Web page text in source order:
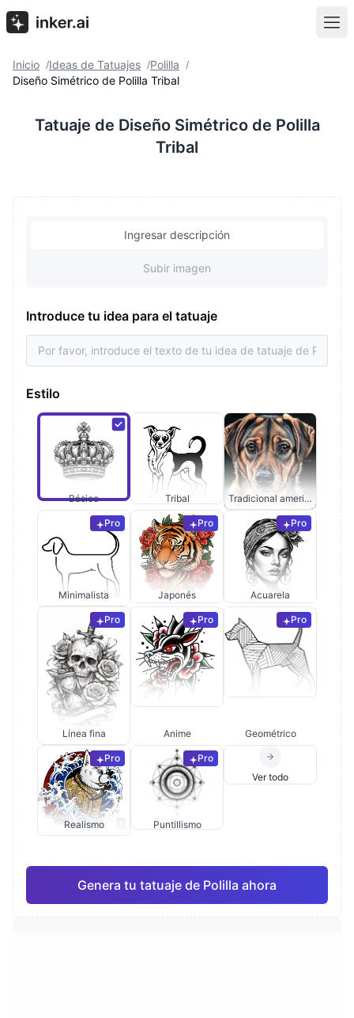
Inicio /Ideas de Tatuajes /Polilla /
Diseño Simétrico de Polilla Tribal
Tatuaje de Diseño Simétrico de Polilla
Tribal
Ingresar descripción
Subir imagen
Introduce tu idea para el tatuaje
Estilo
Básico Tribal Tradicional americano
Pro
Minimalista
Pro
Japonés
Pro
Acuarela
Pro
Línea fina
Pro
Anime
Pro
Geométrico
Pro
Realismo
Pro
Puntillismo
Ver todo
Genera tu tatuaje de Polilla ahora